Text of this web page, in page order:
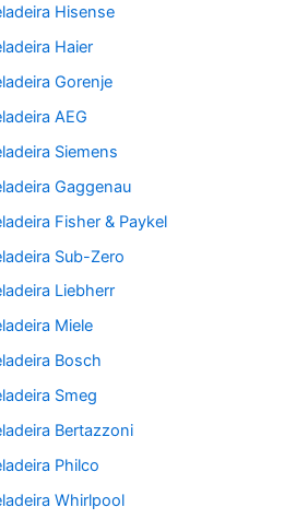
Hisense
Haier
Gorenje
AEG
Siemens
Gaggenau
Fisher & Paykel
Sub-Zero
Liebherr
Miele
Bosch
Smeg
Bertazzoni
Philco
Whirlpool